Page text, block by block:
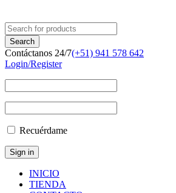
Contáctanos 24/7(+51) 941 578 642
Login/Register
Recuérdame
INICIO
TIENDA